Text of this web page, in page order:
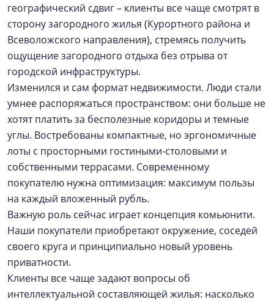
географический сдвиг – клиенты все чаще смотрят в
сторону загородного жилья (Курортного района и
Всеволожского направления), стремясь получить
ощущение загородного отдыха без отрыва от
городской инфраструктуры.
Изменился и сам формат недвижимости. Люди стали
умнее распоряжаться пространством: они больше не
хотят платить за бесполезные коридоры и темные
углы. Востребованы компактные, но эргономичные
лоты с просторными гостиными-столовыми и
собственными террасами. Современному
покупателю нужна оптимизация: максимум пользы
на каждый вложенный рубль.
Важную роль сейчас играет концепция комьюнити.
Наши покупатели приобретают окружение, соседей
своего круга и принципиально новый уровень
приватности.
Клиенты все чаще задают вопросы об
интеллектуальной составляющей жилья: насколько